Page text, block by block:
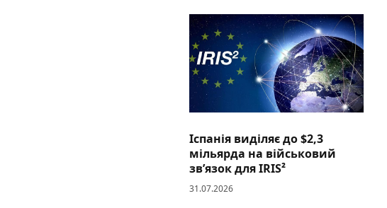
Іспанія виділяє до $2,3
мільярда на військовий
зв’язок для IRIS²
31.07.2026